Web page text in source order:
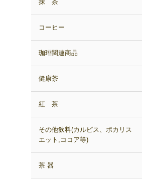
抹 茶
コーヒー
珈琲関連商品
健康茶
紅 茶
その他飲料(カルピス、ポカリス
エット,ココア等)
茶 器